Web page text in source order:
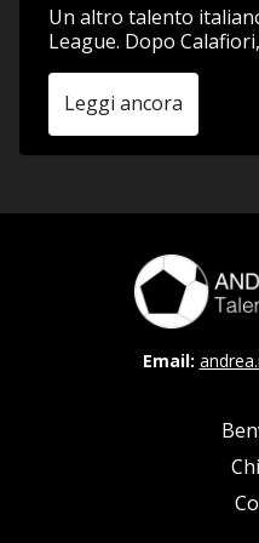
Un altro talento
League. Dopo
Leggi ancora
Email: